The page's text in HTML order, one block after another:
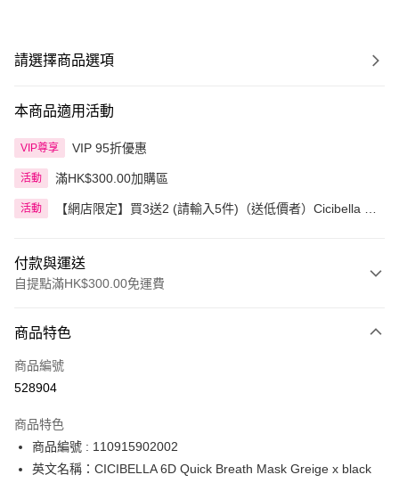
請選擇商品選項
本商品適用活動
VIP尊享 VIP 95折優惠
活動 滿HK$300.00加購區
活動
【網店限定】買3送2 (請輸入5件)（送低價者）Cicibella 精
付款與運送
自提點滿HK$300.00免運費
信用卡
Apple Pay
PayMe
WeChat Pay
商品特色
商品編號
528904
商品特色
商品編號 : 110915902002
英文名稱：CICIBELLA 6D Quick Breath Mask Greige x black